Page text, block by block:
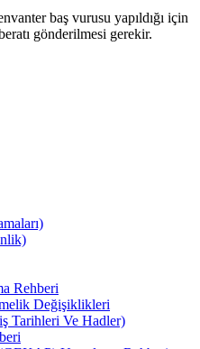
baş vurusu yapıldığı için
gönderilmesi gerekir.
Rehberi
Değişiklikleri
Tarihleri Ve Hadler)